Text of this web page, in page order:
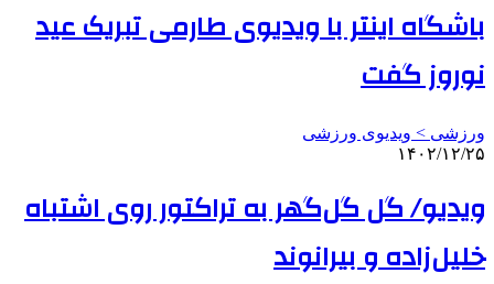
باشگاه اینتر با ویدیوی طارمی تبریک عید
نوروز گفت
ورزشی > ویدیوی ورزشی
۱۴۰۲/۱۲/۲۵
ویدیو/ گل گل‌گهر به تراکتور روی اشتباه
خلیل‌زاده و بیرانوند